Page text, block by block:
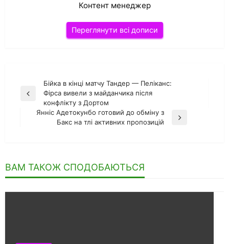
Контент менеджер
Переглянути всі дописи
Навігація
записів
Попередній
Бійка в кінці матчу Тандер — Пеліканс:
Фірса вивели з майданчика після
конфлікту з Дортом
Наступний
Янніс Адетокунбо готовий до обміну з
Бакс на тлі активних пропозицій
ВАМ ТАКОЖ СПОДОБАЮТЬСЯ